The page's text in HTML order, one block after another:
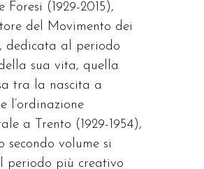
Foresi (1929-2015),
del Movimento dei
dedicata al periodo
sua vita, quella
tra la nascita a
l’ordinazione
a Trento (1929-1954),
secondo volume si
periodo più creativo